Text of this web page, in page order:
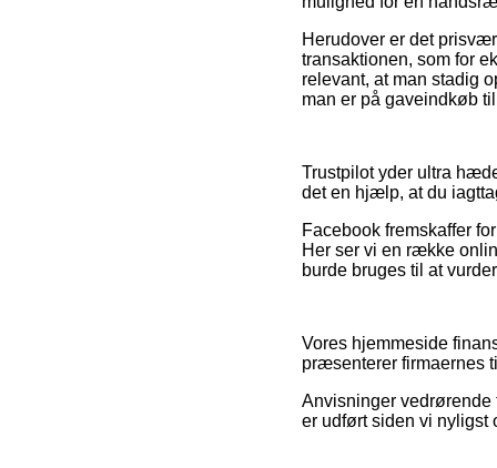
Herudover er det
transaktionen, som for
relevant, at man stadig
man er på gaveindkøb
Trustpilot yder ultra
det en hjælp, at du
Facebook fremskaffer
Her ser vi en række
burde bruges til at
Vores hjemmeside
præsenterer firmaernes
Anvisninger vedrørende
er udført siden vi nyligst